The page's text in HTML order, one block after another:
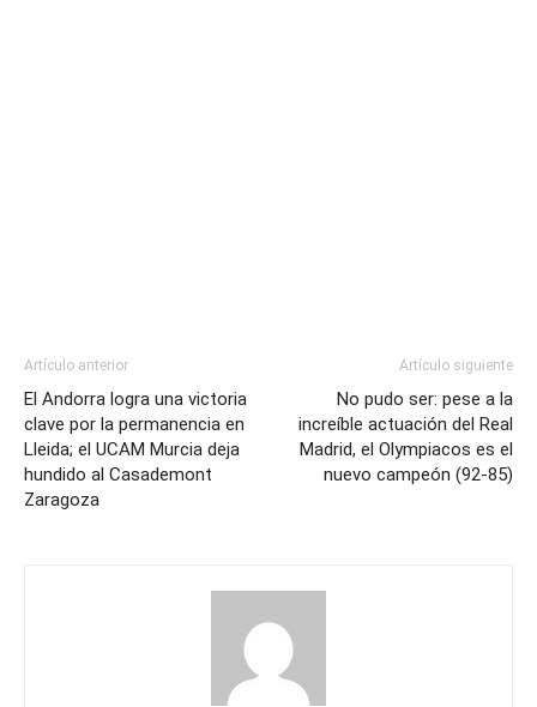
Artículo anterior
El Andorra logra una victoria
clave por la permanencia en
Lleida; el UCAM Murcia deja
hundido al Casademont
Zaragoza
Artículo siguiente
No pudo ser: pese a la
increíble actuación del Real
Madrid, el Olympiacos es el
nuevo campeón (92-85)